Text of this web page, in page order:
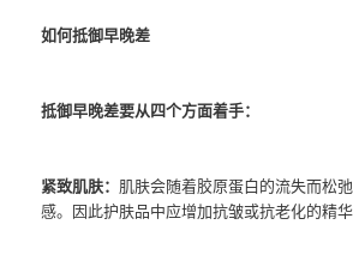
如何抵御早晚差
抵御早晚差要从四个方面着手：
紧致肌肤： 肌肤会随着胶原蛋白的流失而松
感。因此护肤品中应增加抗皱或抗老化的精